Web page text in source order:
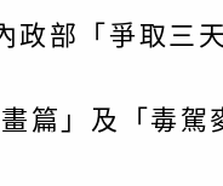
照護指
專家 林
播影片
府家庭
課程資
政府LED
政部「爭取三
篇」及「毒駕